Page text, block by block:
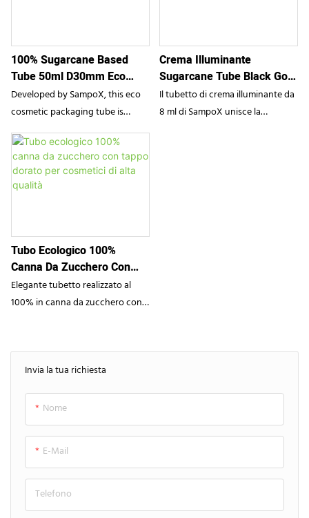
Invia la tua richiesta
Nome
E-Mail
Telefono
scatto bianco e la stampa pulita e
monocromatica lo rendono
un'opzione minimalista ma
efficace per i marchi attenti
all'ambiente.
100% Sugarcane Based
Tube 50ml D30mm Eco
Cosmetic Packaging Tube
Developed by SampoX, this eco
cosmetic packaging tube is
crafted entirely from 100%
sugarcane material. Featuring a
natural black tone that mirrors
the true color of sugarcane, it
ideal for environmentally
conscious cosmetic brands
Crema Illuminante
Sugarcane Tube Black Gold
Foil Ugello Di Precisione
Il tubetto di crema illuminante da
8 ml di SampoX unisce la
Tubo Ecologico 100%
Canna Da Zucchero Con
Tappo Dorato Per Cosmetici
Di Alta Qualità
Elegante tubetto realizzato al
100% in canna da zucchero con
a canna da zucchero, perfetto
per i marchi di bellezza sostenibili
di lusso